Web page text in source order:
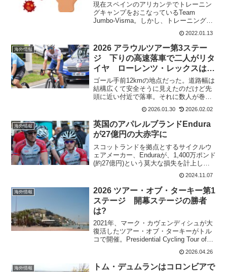
現在スペインのアリカンテでトレーニン
グキャンプをおこなっているTeam
Jumbo-Visma。しかし、トレーニング3
日目に、グループ内の一人がコロナテス
トで陽性だったため、トレーニングキャ
ンプを解体した。今後のトレーニングは
どうなるんだろ...
2022.01.13
海外情報
2026 アラウルツアー第3ステー
ジ 下りの高速落車で二人がリタ
イヤ ローレンツ・レックスは完
走
ゴール手前12kmの地点だった。道路幅は
結構広くて安全そうに見えたのだけど先
頭に近い付近で落車。それに数人が巻き
込まれた。かなりひどい状態に見えたの
で心配された。ダヴィデ・ステッラ
UAE Team Emirates - XRGThis h...
2026.01.30 2026.02.02
海外情報
英国のアパレルブランドEndura
が27億円の大赤字に
スコットランドを拠点とするサイクルウ
ェアメーカー、Enduraが、1,400万ポンド
(約27億円)という莫大な損失を計上し
た。同ブランドにとって2019年以来の損
失となる。売り上げの減少Enduraは、
2013年から2020年まで、Movi...
2024.11.07
海外情報
2026 ツアー・オブ・ターキー第1
ステージ 開幕ステージの勝者
は?
2021年、マーク・カヴェンディシュが大
復活したツアー・オブ・ターキーがトル
コで開催。Presidential Cycling Tour of
Türkiye(2.Pro)トルコ1周レースとも呼ば
れている。ツアー・オブ・ターキーは
2020年...
2026.04.26
海外情報
トム・デュムランはコロンビアで